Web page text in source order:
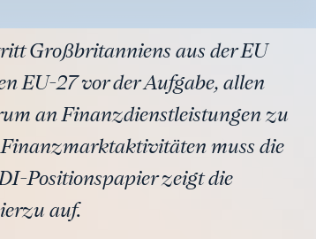
Großbritanniens aus der EU
EU-27 vor der Aufgabe, allen
an Finanzdienstleistungen zu
muss die
Positionspapier zeigt die
auf.